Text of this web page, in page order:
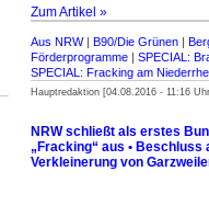
Zum Artikel »
Aus NRW| B90/Die Grünen |
Förderprogramme | SPECIAL:
SPECIAL: Fracking am
Hauptredaktion [04.08.2016 - 11:16
NRW schließt als erstes
„Fracking“ aus • Beschluss
Verkleinerung von